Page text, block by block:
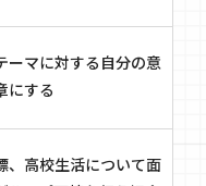
ーマに対する自分の意
にする
、高校生活について面